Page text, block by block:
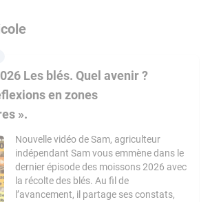
Les blés. Quel avenir ?
en zones
».
Nouvelle vidéo de Sam, agriculteur
indépendant Sam vous emmène dans le
dernier épisode des moissons 2026 avec
la récolte des blés. Au fil de
l’avancement, il partage ses constats,